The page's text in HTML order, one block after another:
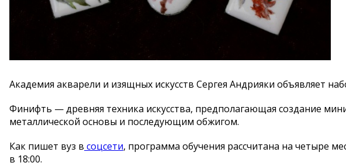
Академия акварели и изящных искусств Сергея Андрияки объявляет
Финифть — древняя техника искусства, предполагающая создание
металлической основы и последующим обжигом.
Как пишет вуз в соцсети, программа обучения рассчитана на четыре
в 18:00.